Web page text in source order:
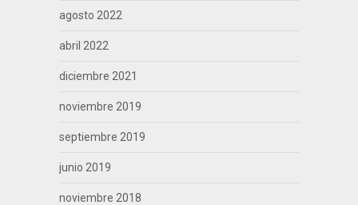
agosto 2022
abril 2022
diciembre 2021
noviembre 2019
septiembre 2019
junio 2019
noviembre 2018